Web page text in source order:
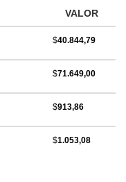
VALOR
$40.844,79
$71.649,00
$913,86
$1.053,08